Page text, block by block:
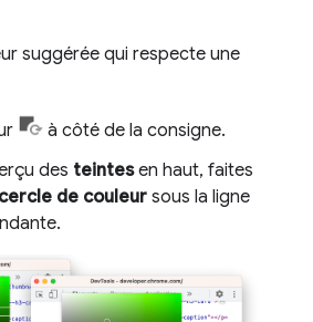
suggérée qui respecte une
à côté de la consigne.
des teintesen haut, faites
cercle de couleur sous la ligne